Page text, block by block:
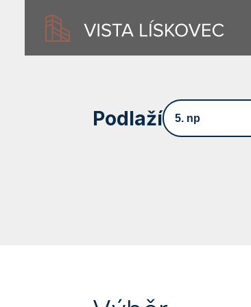
Podlaží 5. np